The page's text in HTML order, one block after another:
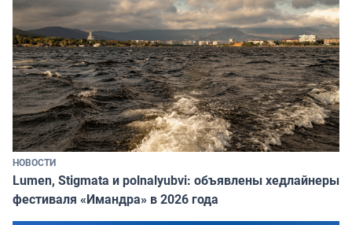
НОВОСТИ
Lumen, Stigmata и polnalyubvi: объявлены хедлайнеры
фестиваля «Имандра» в 2026 года